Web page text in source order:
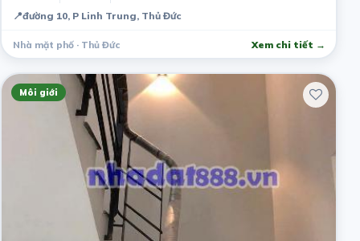
📍đường 10, P Linh Trung, Thủ Đức
Nhà mặt phố · Thủ Đức Xem chi tiết →
Môi giới